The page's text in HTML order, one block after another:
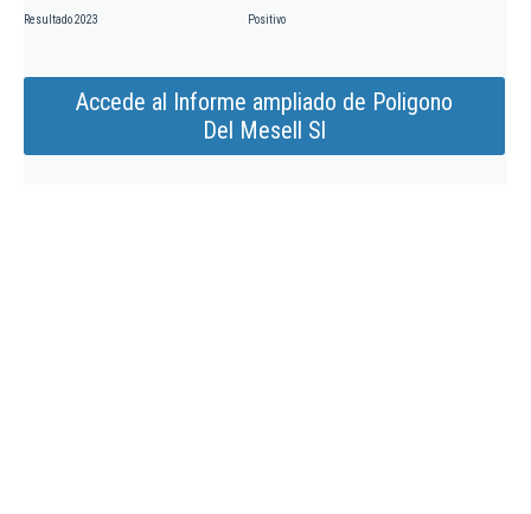
Resultado 2023 Positivo
Accede al Informe ampliado de Poligono
Del Mesell Sl